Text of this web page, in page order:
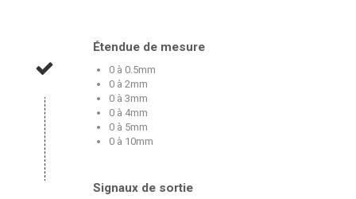
Étendue de mesure
0 à 0.5mm
0 à 2mm
0 à 3mm
0 à 4mm
0 à 5mm
0 à 10mm
Signaux de sortie